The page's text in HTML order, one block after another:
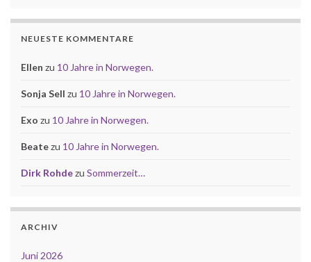
NEUESTE KOMMENTARE
Ellen zu 10 Jahre in Norwegen.
Sonja Sell zu 10 Jahre in Norwegen.
Exo zu 10 Jahre in Norwegen.
Beatezu 10 Jahre in Norwegen.
Dirk Rohdezu Sommerzeit…
ARCHIV
Juni 2026